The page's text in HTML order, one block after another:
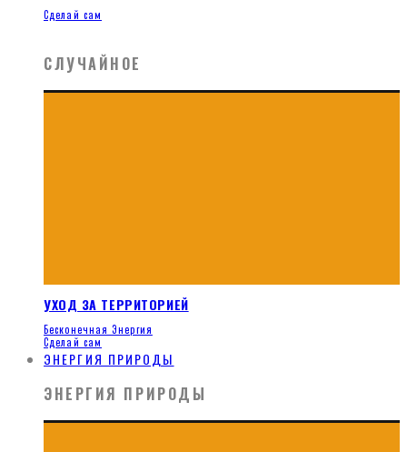
Сделай сам
СЛУЧАЙНОЕ
УХОД ЗА ТЕРРИТОРИЕЙ
Бесконечная Энергия
Сделай сам
ЭНЕРГИЯ ПРИРОДЫ
ЭНЕРГИЯ ПРИРОДЫ